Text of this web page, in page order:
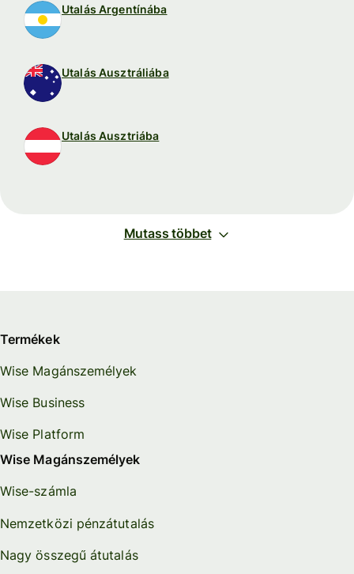
Utalás Argentínába
Utalás Ausztráliába
Utalás Ausztriába
Mutass többet
Termékek
Wise Magánszemélyek
Wise Business
Wise Platform
Wise Magánszemélyek
Wise-számla
Nemzetközi pénzátutalás
Nagy összegű átutalás